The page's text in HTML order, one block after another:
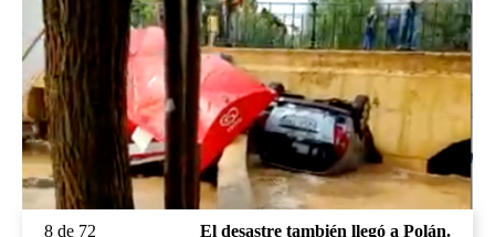
8 de 72 El desastre también llegó a Polán.